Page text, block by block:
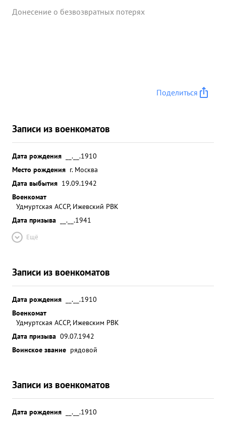
Донесение о безвозвратных потерях
Поделиться
Записи из военкоматов
Дата рождения
__.__.1910
Место рождения г. Москва
Дата выбытия 19.09.1942
Военкомат
Удмуртская АССР, Ижевский РВК
Дата призыва
__.__.1941
Ещё
Записи из военкоматов
Дата рождения
__.__.1910
Военкомат
Удмуртская АССР, Ижевским РВК
Дата призыва 09.07.1942
Воинское звание рядовой
Записи из военкоматов
Дата рождения
__.__.1910